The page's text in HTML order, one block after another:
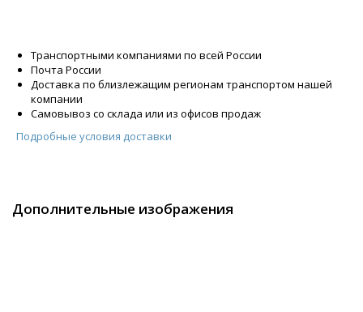
Транспортными компаниями по всей России
Почта России
Доставка по близлежащим регионам транспортом нашей
компании
Самовывоз со склада или из офисов продаж
Подробные условия доставки
Дополнительные изображения